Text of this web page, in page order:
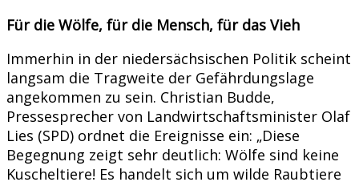
Für die Wölfe, für die Mensch, für das Vieh
Immerhin in der niedersächsischen Politik scheint
langsam die Tragweite der Gefährdungslage
angekommen zu sein. Christian Budde,
Pressesprecher von Landwirtschaftsminister Olaf
Lies (SPD) ordnet die Ereignisse ein: „Diese
Begegnung zeigt sehr deutlich: Wölfe sind keine
Kuscheltiere! Es handelt sich um wilde Raubtiere